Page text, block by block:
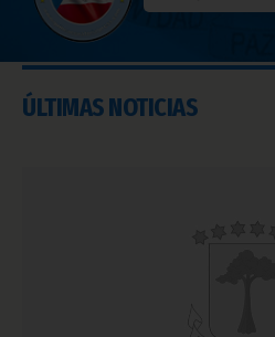
ÚLTIMAS NOTICIAS